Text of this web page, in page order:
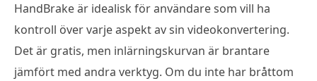
HandBrake är idealisk för användare som vill ha
kontroll över varje aspekt av sin videokonvertering.
Det är gratis, men inlärningskurvan är brantare
jämfört med andra verktyg. Om du inte har bråttom